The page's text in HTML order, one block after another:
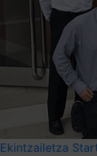
Ekintzailetza